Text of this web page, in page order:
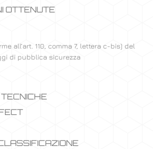
OTTENUTE
all’art. 110, comma 7, lettera c-bis) del
di pubblica sicurezza